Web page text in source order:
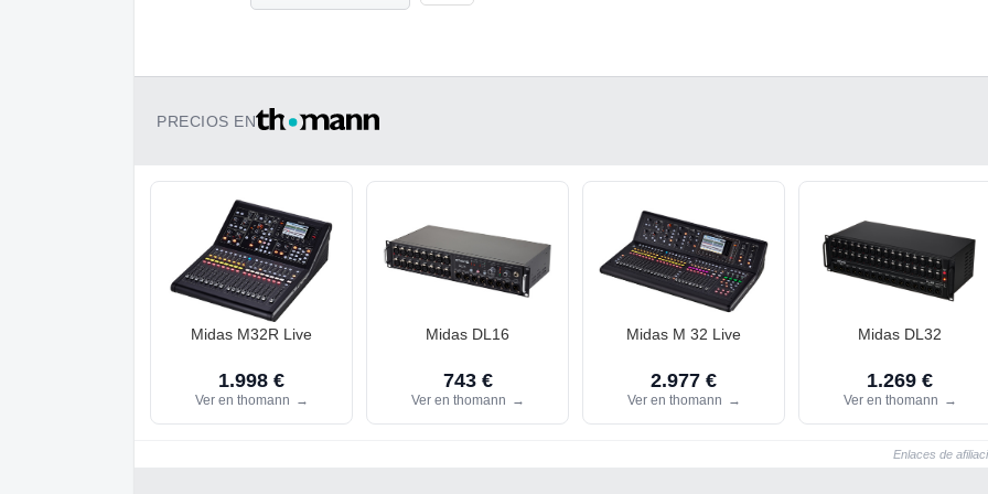
PRECIOS EN
Midas M32R Live
1.998 €
Ver en thomann →
Midas DL16
743 €
Ver en thomann →
Midas M 32 Live
2.977 €
Ver en thomann →
Midas DL32
1.269 €
Ver en thomann →
Enlaces de